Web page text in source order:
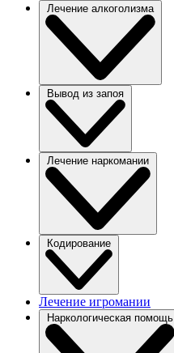
Лечение алкоголизма
Вывод из запоя
Лечение наркомании
Кодирование
Лечение игромании
Наркологическая помощь